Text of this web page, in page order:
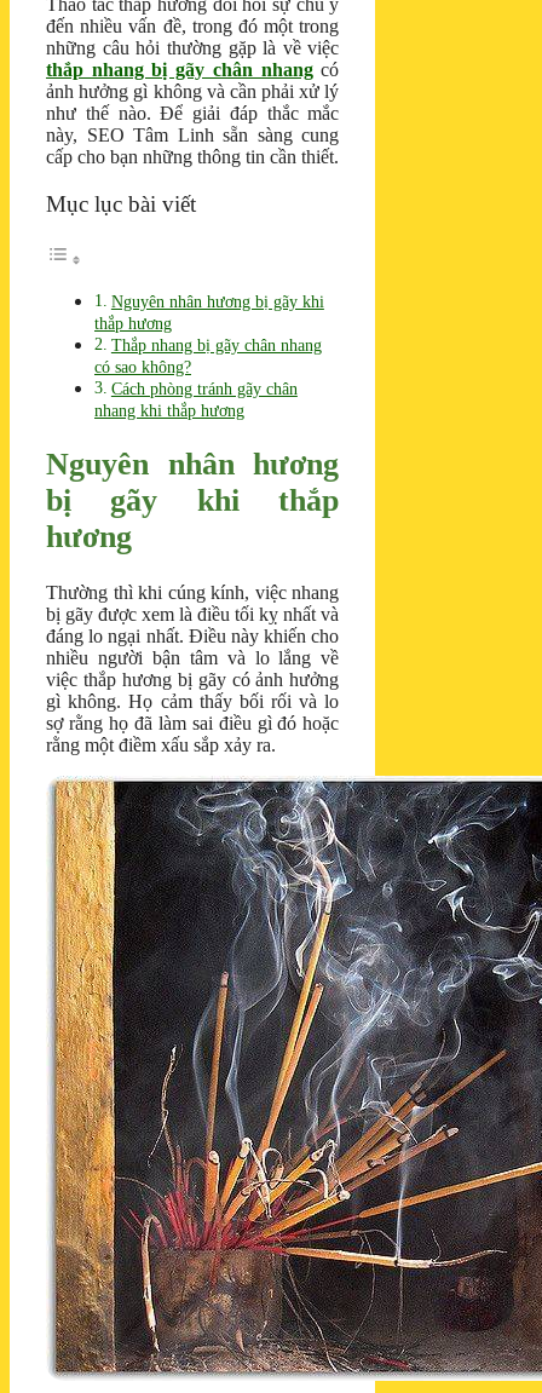
Thao tác thắp hương đòi hỏi sự chú ý
đến nhiều vấn đề, trong đó một trong
những câu hỏi thường gặp là về việc
thắp nhang bị gãy chân nhangcó
ảnh hưởng gì không và cần phải xử lý
như thế nào. Để giải đáp thắc mắc
này, SEO Tâm Linh sẵn sàng cung
cấp cho bạn những thông tin cần thiết.
Mục lục bài viết
Nguyên nhân hương bị gãy khi
thắp hương
Thắp nhang bị gãy chân nhang
có sao không?
Cách phòng tránh gãy chân
nhang khi thắp hương
Nguyên nhân hương
bị gãy khi thắp
hương
Thường thì khi cúng kính, việc nhang
bị gãy được xem là điều tối kỵ nhất và
đáng lo ngại nhất. Điều này khiến cho
nhiều người bận tâm và lo lắng về
việc thắp hương bị gãy có ảnh hưởng
gì không. Họ cảm thấy bối rối và lo
sợ rằng họ đã làm sai điều gì đó hoặc
rằng một điềm xấu sắp xảy ra.